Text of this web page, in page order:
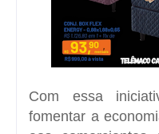
Com essa
fomentar a